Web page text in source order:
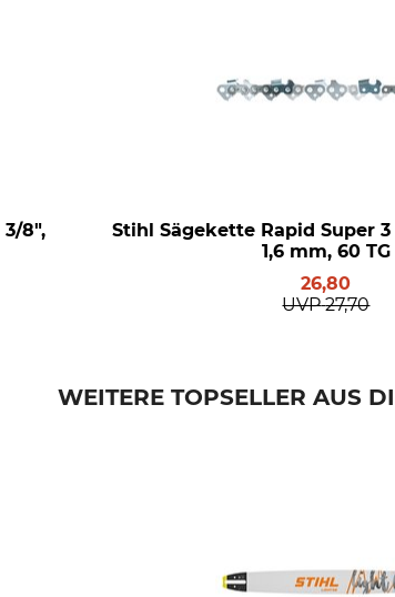
8",
Stihl Sägekette Rapid Super
1,6 mm, 60 TG
26,80
UVP 27,70
WEITERE TOPSELLER AUS